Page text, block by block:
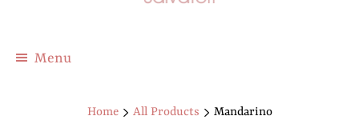
Menu
Home All Products Mandarino